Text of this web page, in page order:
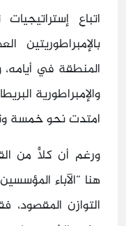
اتباع
بالإمبراطوريتين
المنطقة في أيامه،
والإمبراطورية
امتدت نحو خمسة
ورغم أن كلًّا من
هنا “الآباء
التوازن